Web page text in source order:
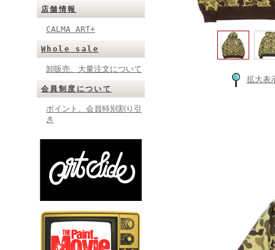
店舗情報
CALMA ART+
Whole sale
卸販売、大量注文について
会員制度について
ポイント、会員特別割り引
き
拡大表